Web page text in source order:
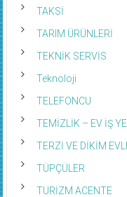
TAKSİ
TARIM ÜRÜNLERİ
TEKNİK SERVİS
Teknoloji
TELEFONCU
TEMİZLİK – EV İŞ
TERZİ VE DİKİM
TÜPÇÜLER
TURİZM ACENTE